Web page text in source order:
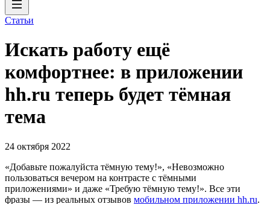
Статьи
Искать работу ещё
комфортнее: в приложении
hh.ru теперь будет тёмная
тема
24 октября 2022
«Добавьте пожалуйста тёмную тему!», «Невозможно
пользоваться вечером на контрасте с тёмными
приложениями» и даже «Требую тёмную тему!». Все эти
фразы — из реальных отзывов мобильном приложении hh.ru.